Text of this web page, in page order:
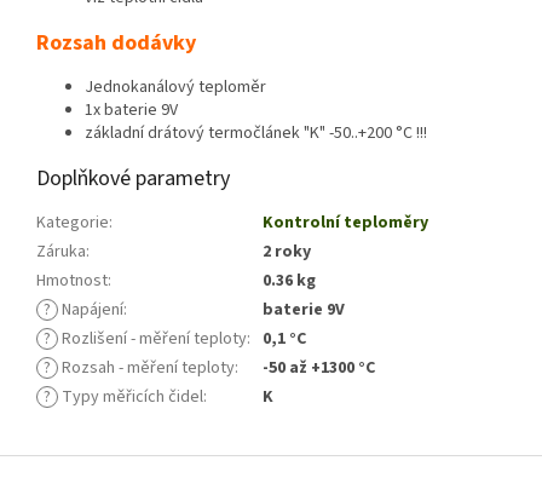
Rozsah dodávky
Jednokanálový teploměr
1x baterie 9V
základní drátový termočlánek "K" -50..+200 °C !!!
Doplňkové parametry
Kategorie:
Kontrolní teploměry
Záruka:
2 roky
Hmotnost:
0.36 kg
? Napájení:
baterie 9V
? Rozlišení - měření teploty: 0,1 °C
? Rozsah - měření teploty:
-50 až +1300 °C
? Typy měřicích čidel: K
Z